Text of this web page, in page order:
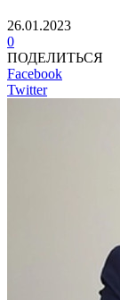
26.01.2023
0
ПОДЕЛИТЬСЯ
Facebook
Twitter